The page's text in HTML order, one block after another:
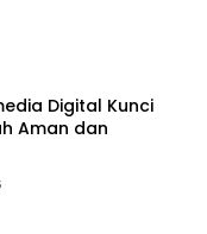
Digital Kunci
Aman dan